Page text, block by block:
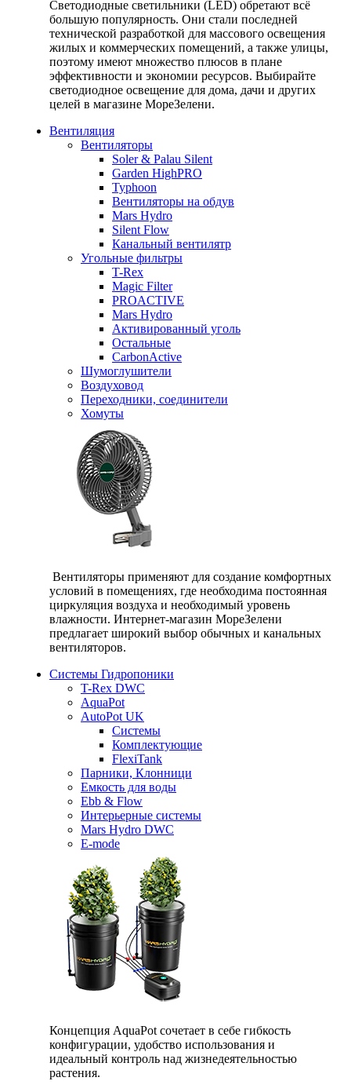
Светодиодные светильники (LED) обретают всё
большую популярность. Они стали последней
технической разработкой для массового освещения
жилых и коммерческих помещений, а также улицы,
поэтому имеют множество плюсов в плане
эффективности и экономии ресурсов. Выбирайте
светодиодное освещение для дома, дачи и других
целей в магазине МореЗелени.
Вентиляция
Вентиляторы
Soler & Palau Silent
Garden HighPRO
Typhoon
Вентиляторы на обдув
Mars Hydro
Silent Flow
Канальный вентилятр
Угольные фильтры
T-Rex
Magic Filter
PROACTIVE
Mars Hydro
Активированный уголь
Остальные
CarbonActive
Шумоглушители
Воздуховод
Переходники, соединители
Хомуты
Вентиляторы применяют для создание комфортных
условий в помещениях, где необходима постоянная
циркуляция воздуха и необходимый уровень
влажности. Интернет-магазин МореЗелени
предлагает широкий выбор обычных и канальных
вентиляторов.
Системы Гидропоники
T-Rex DWC
AquaPot
AutoPot UK
Системы
Комплектующие
FlexiTank
Парники, Клонници
Емкость для воды
Ebb & Flow
Интерьерные системы
Mars Hydro DWC
E-mode
Концепция AquaPot сочетает в себе гибкость
конфигурации, удобство использования и
идеальный контроль над жизнедеятельностью
растения.